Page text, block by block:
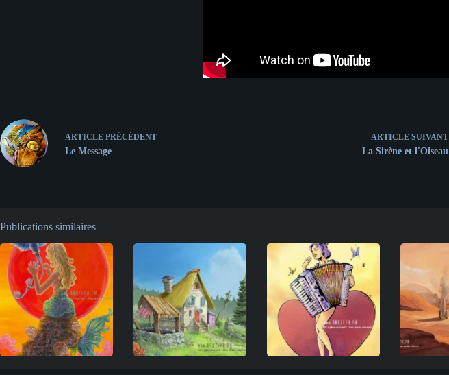
ARTICLE PRÉCÉDENT
Le Message
ARTICLE SUIVANT
La Sirène et l'Oiseau
Publications similaires